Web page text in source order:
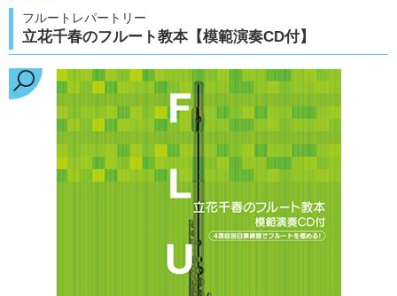
フルートレパートリー
立花千春のフルート教本【模範演奏CD付】